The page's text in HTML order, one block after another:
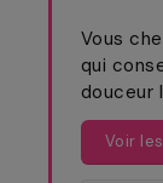
Vous
qui
douceur
Voir